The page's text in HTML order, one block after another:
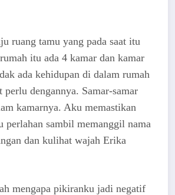
ruang tamu yang pada saat itu
itu ada 4 kamar dan kamar
ada kehidupan di dalam rumah
dengannya. Samar-samar
kamarnya. Aku memastikan
sambil memanggil nama
dan kulihat wajah Erika
mengapa pikiranku jadi negatif